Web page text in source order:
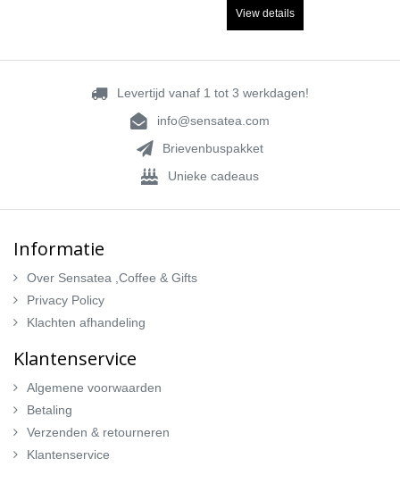
View details
Levertijd vanaf 1 tot 3 werkdagen!
info@sensatea.com
Brievenbuspakket
Unieke cadeaus
Informatie
Over Sensatea ,Coffee & Gifts
Privacy Policy
Klachten afhandeling
Klantenservice
Algemene voorwaarden
Betaling
Verzenden & retourneren
Klantenservice